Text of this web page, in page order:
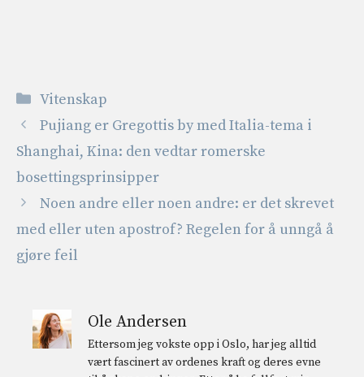
Kategorier
Vitenskap
Pujiang er Gregottis by med Italia-tema i
Shanghai, Kina: den vedtar romerske
bosettingsprinsipper
Noen andre eller noen andre: er det skrevet
med eller uten apostrof? Regelen for å unngå å
gjøre feil
Ole Andersen
Ettersom jeg vokste opp i Oslo, har jeg alltid
vært fascinert av ordenes kraft og deres evne